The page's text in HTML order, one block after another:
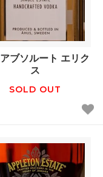
アブソルート エリク
ス
SOLD OUT